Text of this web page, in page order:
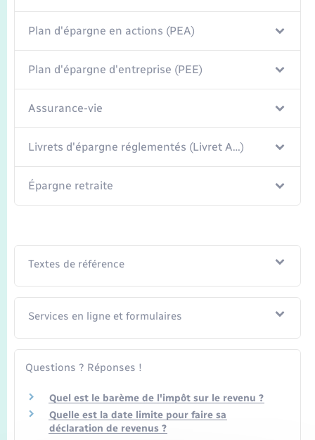
Plan d'épargne en actions (PEA)
Plan d'épargne d'entreprise (PEE)
Assurance-vie
Livrets d'épargne réglementés (Livret A…)
Épargne retraite
Textes de référence
Services en ligne et formulaires
Questions ? Réponses !
Quel est le barème de l'impôt sur le revenu ?
Quelle est la date limite pour faire sa
déclaration de revenus ?